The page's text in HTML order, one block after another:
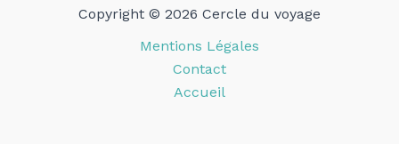
Copyright © 2026 Cercle du voyage
Mentions Légales
Contact
Accueil